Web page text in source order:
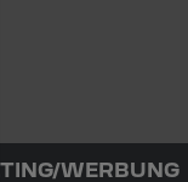
WERBUNG